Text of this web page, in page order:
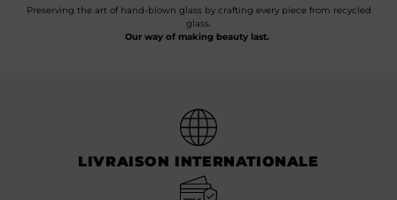
Preserving the art of hand-blown glass by crafting every piece from recycled
glass.
Our way of making beauty last.
LIVRAISON INTERNATIONALE